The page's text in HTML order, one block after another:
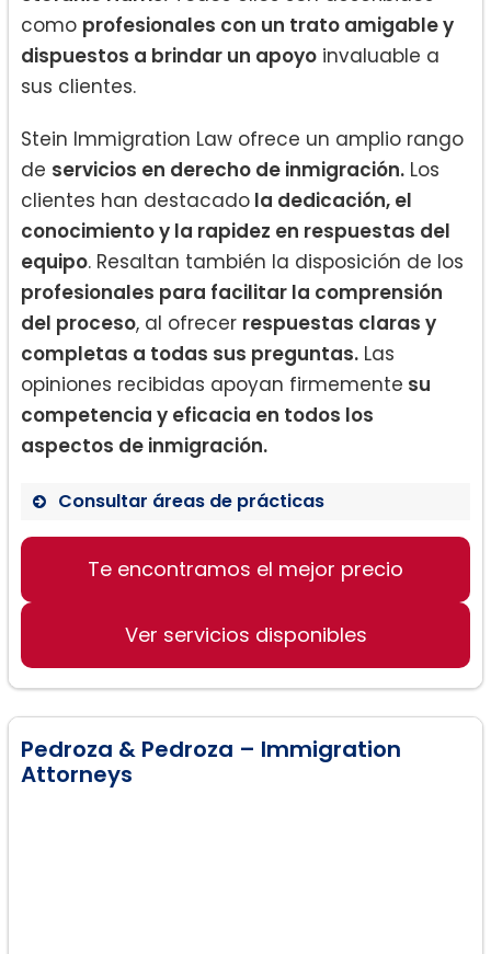
como profesionales con un trato amigable y
dispuestos a brindar un apoyo invaluable a
sus clientes.
Stein Immigration Law ofrece un amplio rango
de servicios en derecho de inmigración. Los
clientes han destacado la dedicación, el
conocimiento y la rapidez en respuestas del
equipo. Resaltan también la disposición de los
profesionales para facilitar la comprensión
del proceso, al ofrecer respuestas claras y
completas a todas sus preguntas. Las
opiniones recibidas apoyan firmemente su
competencia y eficacia en todos los
aspectos de inmigración.
Consultar áreas de prácticas
Servicios legales de inmigración
Auditorías de inmigración
Te encontramos el mejor precio
Ver servicios disponibles
Pedroza & Pedroza – Immigration
Attorneys